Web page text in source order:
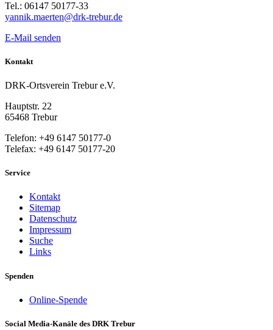
Tel.: 06147 50177-33
yannik.maerten@drk-trebur.de
E-Mail senden
Kontakt
DRK-Ortsverein Trebur e.V.
Hauptstr. 22
65468 Trebur
Telefon: +49 6147 50177-0
Telefax: +49 6147 50177-20
Service
Kontakt
Sitemap
Datenschutz
Impressum
Suche
Links
Spenden
Online-Spende
Social Media-Kanäle des DRK Trebur